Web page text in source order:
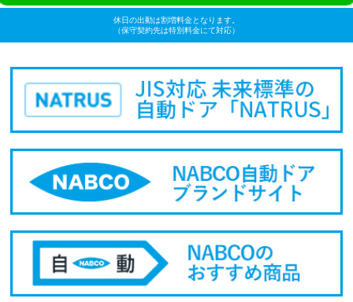
休日の出動は割増料金となります。
（保守契約先は特別料金にて対応）